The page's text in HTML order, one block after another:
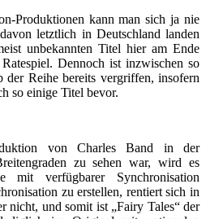
Produktionen kann man sich ja nie
letztlich in Deutschland landen
unbekannten Titel hier am Ende
Dennoch ist inzwischen so
der Reihe bereits vergriffen, insofern
so einige Titel bevor.
von Charles Band in der
zu sehen war, wird es
mit verfügbarer Synchronisation
zu erstellen, rentiert sich in
nicht, und somit ist „Fairy Tales“ der